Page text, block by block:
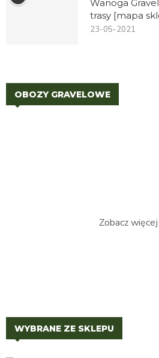
Wanoga
trasy [mapa
23-05-2021
OBOZY GRAVELOWE
Zobacz więcej
WYBRANE ZE SKLEPU